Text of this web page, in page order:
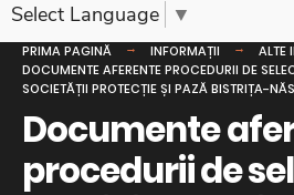
Select Language ▼
PRIMA PAGINĂ INFORMAȚII
ALTE
DOCUMENTE AFERENTE PROCEDURII DE
SOCIETĂȚII PROTECȚIE ȘI PAZĂ BISTRIȚA-
Documente
procedurii de